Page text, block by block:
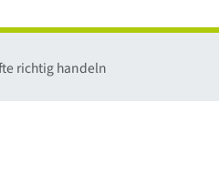
richtig handeln